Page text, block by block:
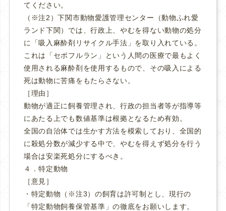
てください。
（※注2）下関市動物愛護管理センター（動物ふれ愛
ランド下関）では、行政上、やむを得ない動物の処分
に「吸入麻酔剤リサイクル手法」を取り入れている。
これは「セボフルラン」という人間の医療で最もよく
使用される麻酔剤を使用するもので、その吸入による
死は動物に苦痛をもたらさない。
［理由］
動物が適正に飼養管理され、行政の担当者等が指導等
にあたる上でも数値基準は根拠となるため有効。
全国の自治体では生かす方法を模索しており、全国的
に殺処分数が減少する中で、やむを得えず処分を行う
場合は安楽死処分にするべき。
４．特定動物
［意見］
・特定動物（※注3）の飼育は許可制とし、現行の
「特定動物飼養保管基準」の徹底をお願いします。